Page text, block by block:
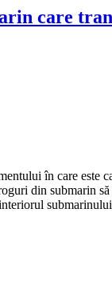
care
în care
din submarin